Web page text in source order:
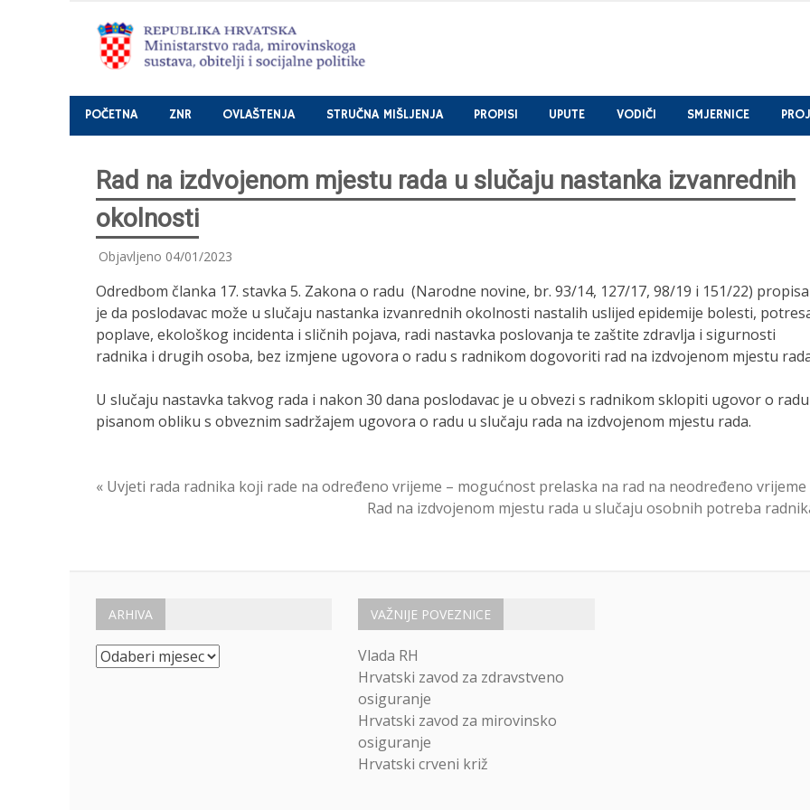
POČETNA ZNR OVLAŠTENJA STRUČNA MIŠLJENJA PROPISI UPUTE VODIČI SMJERNICE
Rad na izdvojenom mjestu rada u slučaju nastanka izvanrednih
okolnosti
Objavljeno 04/01/2023
Odredbom članka 17. stavka 5. Zakona o radu (Narodne novine, br. 93/14, 127/17, 98/19 i 151/22)
je da poslodavac može u slučaju nastanka izvanrednih okolnosti nastalih uslijed epidemije bolesti,
poplave, ekološkog incidenta i sličnih pojava, radi nastavka poslovanja te zaštite zdravlja i sigurnosti
radnika i drugih osoba, bez izmjene ugovora o radu s radnikom dogovoriti rad na izdvojenom mjestu
U slučaju nastavka takvog rada i nakon 30 dana poslodavac je u obvezi s radnikom sklopiti ugovor o
pisanom obliku s obveznim sadržajem ugovora o radu u slučaju rada na izdvojenom mjestu rada.
Navigacija
« Uvjeti rada radnika koji rade na određeno vrijeme – mogućnost prelaska na rad na neodređeno vrijeme
Rad na izdvojenom mjestu rada u slučaju osobnih potreba
ARHIVA
Arhiva
VAŽNIJE POVEZNICE
Vlada RH
Hrvatski zavod za zdravstveno
osiguranje
Hrvatski zavod za mirovinsko
osiguranje
Hrvatski crveni križ